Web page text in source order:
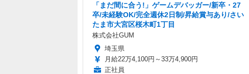
「まだ間に合う!」ゲームデバッガー/新卒・27
卒/未経験OK/完全週休2日制/昇給賞与あり/さい
たま市大宮区桜木町1丁目
株式会社GUM
埼玉県
月給22万4,100円～33万4,900円
正社員